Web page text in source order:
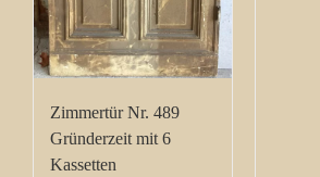
Zimmertür Nr. 489
Gründerzeit mit 6
Kassetten